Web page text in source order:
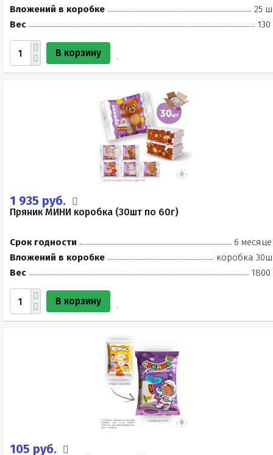
Вложений в коробке
25
Вес
130
В корзину
1 935 руб.
Пряник МИНИ коробка (30шт по 60г)
Срок годности
6
Вложений в коробке
коробка
Вес
1800
В корзину
105 руб.